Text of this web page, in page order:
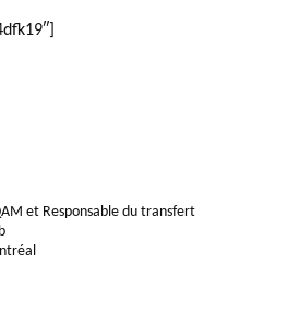
et Responsable du transfert